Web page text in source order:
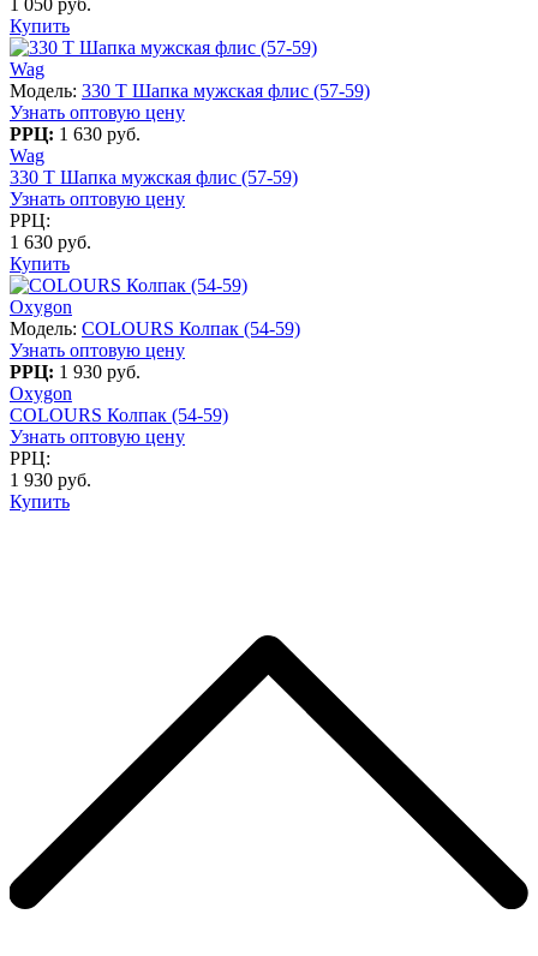
Купить
Wag
Модель: 330 T Шапка мужская флис (57-59)
Узнать оптовую цену
РРЦ: 1 630 руб.
Wag
330 T Шапка мужская флис (57-59)
Узнать оптовую цену
РРЦ:
1 630 руб.
Купить
Oxygon
Модель: COLOURS Колпак (54-59)
Узнать оптовую цену
РРЦ: 1 930 руб.
Oxygon
COLOURS Колпак (54-59)
Узнать оптовую цену
РРЦ:
1 930 руб.
Купить